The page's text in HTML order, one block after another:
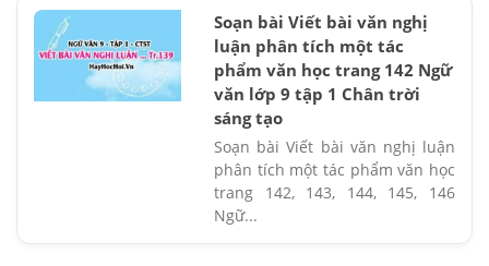
Soạn bài Viết bài văn nghị
luận phân tích một tác
phẩm văn học trang 142 Ngữ
văn lớp 9 tập 1 Chân trời
sáng tạo
Soạn bài Viết bài văn nghị luận
phân tích một tác phẩm văn học
trang 142, 143, 144, 145, 146
Ngữ...